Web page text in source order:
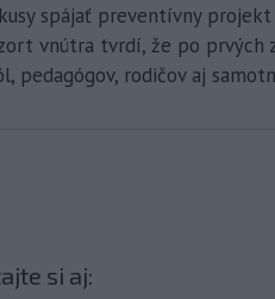
spájať preventívny
vnútra tvrdí, že po prvých
pedagógov, rodičov aj
si aj: